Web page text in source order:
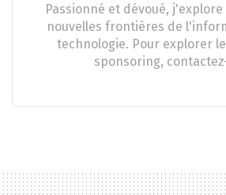
Passionné et dévoué, j'explore
nouvelles frontières de
technologie. Pour explorer
sponsoring,